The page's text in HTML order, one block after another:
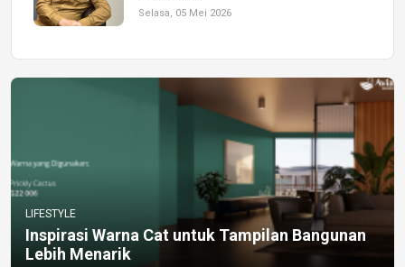
Selasa, 05 Mei 2026
LIFESTYLE
Inspirasi Warna Cat untuk Tampilan Bangunan
Lebih Menarik